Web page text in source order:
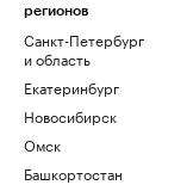
регионов
Санкт-Петербург
и область
Екатеринбург
Новосибирск
Омск
Башкортостан